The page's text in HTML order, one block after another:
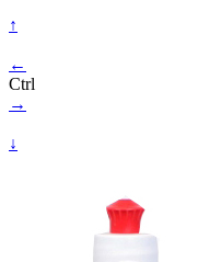
↑
←
Ctrl
→
↓